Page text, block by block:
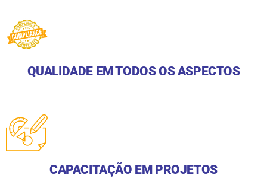
QUALIDADE EM TODOS OS ASPECTOS
CAPACITAÇÃO EM PROJETOS